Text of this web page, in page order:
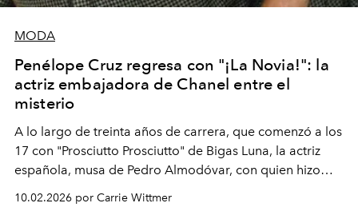
MODA
Penélope Cruz regresa con "¡La Novia!": la
actriz embajadora de Chanel entre el
misterio
A lo largo de treinta años de carrera, que comenzó a los
17 con "Prosciutto Prosciutto" de Bigas Luna, la actriz
española, musa de Pedro Almodóvar, con quien hizo
Barcelona", ha dividido su tiempo entre Europa y
10.02.2026 por Carrie Wittmer